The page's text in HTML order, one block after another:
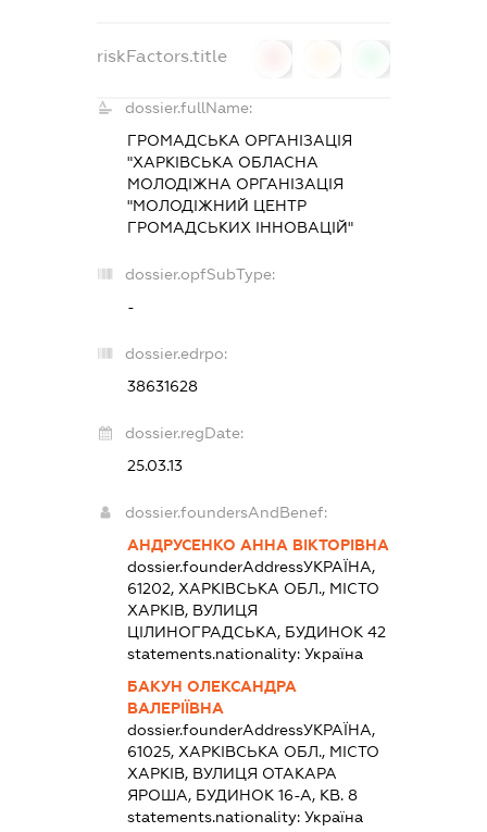
riskFactors.title
dossier.fullName:
ГРОМАДСЬКА ОРГАНІЗАЦІЯ
"ХАРКІВСЬКА ОБЛАСНА
МОЛОДІЖНА ОРГАНІЗАЦІЯ
"МОЛОДІЖНИЙ ЦЕНТР
ГРОМАДСЬКИХ ІННОВАЦІЙ"
dossier.opfSubType:
-
dossier.edrpo:
38631628
dossier.regDate:
25.03.13
dossier.foundersAndBenef:
АНДРУСЕНКО АННА ВІКТОРІВНА
dossier.founderAddressУКРАЇНА,
61202, ХАРКІВСЬКА ОБЛ., МІСТО
ХАРКІВ, ВУЛИЦЯ
ЦІЛИНОГРАДСЬКА, БУДИНОК 42
statements.nationality:Україна
БАКУН ОЛЕКСАНДРА
ВАЛЕРІЇВНА
dossier.founderAddressУКРАЇНА,
61025, ХАРКІВСЬКА ОБЛ., МІСТО
ХАРКІВ, ВУЛИЦЯ ОТАКАРА
ЯРОША, БУДИНОК 16-А, КВ. 8
statements.nationality:Україна